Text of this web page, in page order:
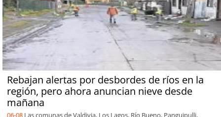
Rebajan alertas por desbordes de ríos en la
región, pero ahora anuncian nieve desde
mañana
06-08 Las comunas de Valdivia, Los Lagos, Río Bueno, Panguipulli,